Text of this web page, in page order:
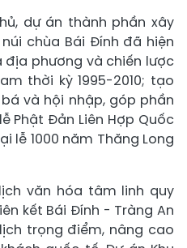
dự án thành phần xây
chùa Bái Đính đã hiện
phương và chiến lược
thời kỳ 1995-2010; tạo
và hội nhập, góp phần
Phật Đản Liên Hợp Quốc
lễ 1000 năm Thăng Long
văn hóa tâm linh quy
kết Bái Đính - Tràng An
trọng điểm, nâng cao